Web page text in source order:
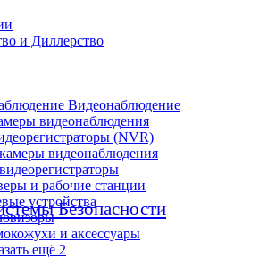
и Диллерство
Видеонаблюдение
видеонаблюдения
(NVR)
видеонаблюдения
и рабочие станции
устройства
и аксессуары
ещё 2
Безопасности